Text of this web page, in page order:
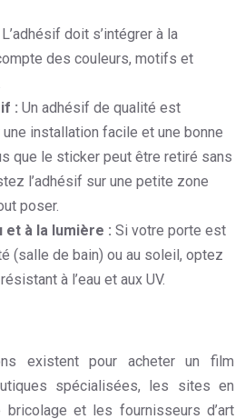
L’adhésif doit s’intégrer à la
des couleurs, motifs et
: Un adhésif de qualité est
installation facile et une bonne
que le sticker peut être retiré sans
l’adhésif sur une petite zone
poser.
et à la lumière : Si votre porte est
(salle de bain) ou au soleil, optez
à l’eau et aux UV.
existent pour acheter un film
spécialisées, les sites en
et les fournisseurs d’art